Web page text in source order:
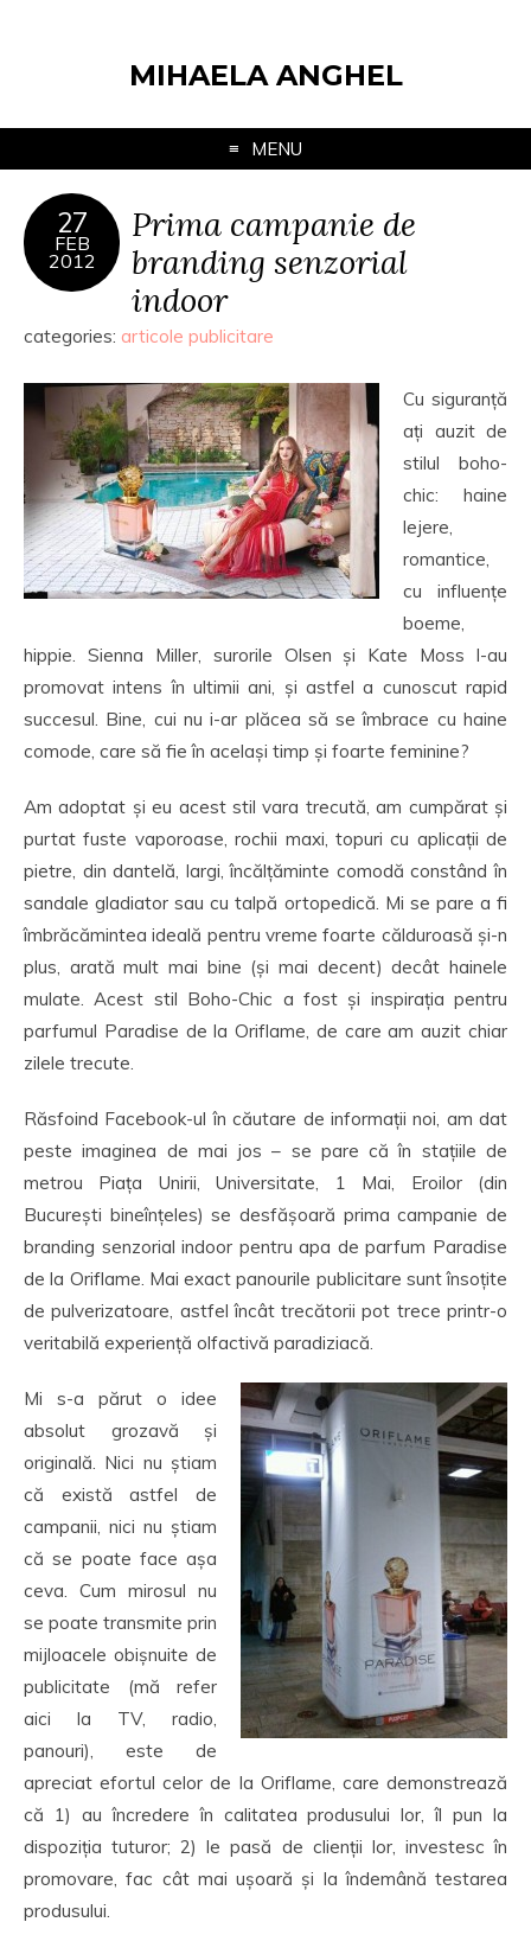
MIHAELA ANGHEL
MENU
27
FEB
2012
Prima campanie de
branding senzorial
indoor
categories: articole publicitare
Cu siguranță
ați auzit de
stilul boho-
chic: haine
lejere,
romantice,
cu influențe
boeme,
hippie. Sienna Miller, surorile Olsen și Kate Moss l-au
promovat intens în ultimii ani, și astfel a cunoscut rapid
succesul. Bine, cui nu i-ar plăcea să se îmbrace cu haine
comode, care să fie în același timp și foarte feminine?
Am adoptat și eu acest stil vara trecută, am cumpărat și
purtat fuste vaporoase, rochii maxi, topuri cu aplicații de
pietre, din dantelă, largi, încălțăminte comodă constând în
sandale gladiator sau cu talpă ortopedică. Mi se pare a fi
îmbrăcămintea ideală pentru vreme foarte călduroasă și-n
plus, arată mult mai bine (și mai decent) decât hainele
mulate. Acest stil Boho-Chic a fost și inspirația pentru
parfumul Paradise de la Oriflame, de care am auzit chiar
zilele trecute.
Răsfoind Facebook-ul în căutare de informații noi, am dat
peste imaginea de mai jos – se pare că în stațiile de
metrou Piața Unirii, Universitate, 1 Mai, Eroilor (din
București bineînțeles) se desfășoară prima campanie de
branding senzorial indoor pentru apa de parfum Paradise
de la Oriflame. Mai exact panourile publicitare sunt însoțite
de pulverizatoare, astfel încât trecătorii pot trece printr-o
veritabilă experiență olfactivă paradiziacă.
Mi s-a părut o idee
absolut grozavă și
originală. Nici nu știam
că există astfel de
campanii, nici nu știam
că se poate face așa
ceva. Cum mirosul nu
se poate transmite prin
mijloacele obișnuite de
publicitate (mă refer
aici la TV, radio,
panouri), este de
apreciat efortul celor de la Oriflame, care demonstrează
că 1) au încredere în calitatea produsului lor, îl pun la
dispoziția tuturor; 2) le pasă de clienții lor, investesc în
promovare, fac cât mai ușoară și la îndemână testarea
produsului.